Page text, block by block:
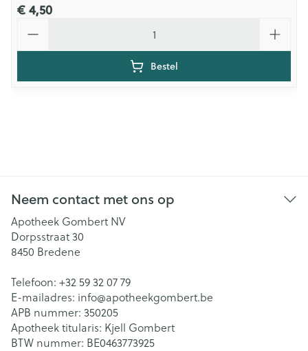
€ 4,50
Bestel
Neem contact met ons op
Apotheek Gombert NV
Dorpsstraat 30
8450 Bredene
Telefoon: +32 59 32 07 79
E-mailadres: info@apotheekgombert.be
APB nummer: 350205
Apotheek titularis: Kjell Gombert
BTW nummer: BE0463773925